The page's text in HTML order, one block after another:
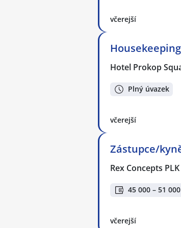
včerejší
Hotel Prokop
Plný úvazek
včerejší
Zástupce/
Rex Concepts
45 000 – 51
včerejší